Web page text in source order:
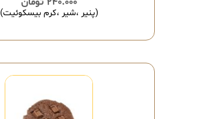
(پنیر ،شیر ،کرم بیسکوئیت)